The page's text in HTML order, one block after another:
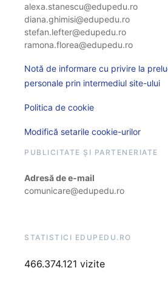
alexa.stanescu@edupedu.ro
diana.ghimisi@edupedu.ro
stefan.lefter@edupedu.ro
ramona.florea@edupedu.ro
Notă de informare cu privire la
personale prin intermediul site-ului
Politica de cookie
Modifică setarile cookie-urilor
PUBLICITATE ȘI PARTENERIATE
Adresă de e-mail
comunicare@edupedu.ro
STATISTICI EDUPEDU.RO
466.374.121 vizite